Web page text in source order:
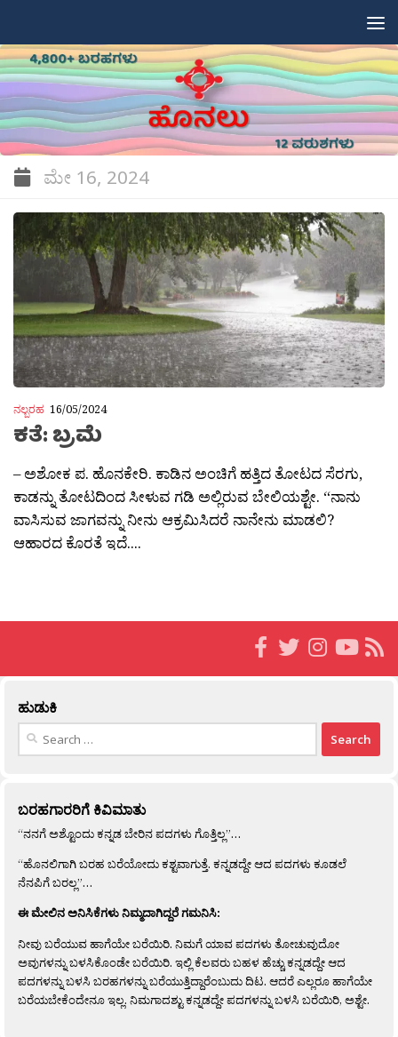
ಮೇ 16, 2024
ನಲ್ಬರಹ 16/05/2024
ಕತೆ: ಬ್ರಮೆ
– ಅಶೋಕ ಪ. ಹೊನಕೇರಿ. ಕಾಡಿನ ಅಂಚಿಗೆ ಹತ್ತಿದ ತೋಟದ ಸೆರಗು,
ಕಾಡನ್ನು ತೋಟದಿಂದ ಸೀಳುವ ಗಡಿ ಅಲ್ಲಿರುವ ಬೇಲಿಯಶ್ಟೇ. “ನಾನು
ವಾಸಿಸುವ ಜಾಗವನ್ನು ನೀನು ಆಕ್ರಮಿಸಿದರೆ ನಾನೇನು ಮಾಡಲಿ?
ಆಹಾರದ ಕೊರತೆ ಇದೆ....
ಹುಡುಕಿ
Search
ಬರಹಗಾರರಿಗೆ ಕಿವಿಮಾತು
“ನನಗೆ ಅಶ್ಟೊಂದು ಕನ್ನಡ ಬೇರಿನ ಪದಗಳು ಗೊತ್ತಿಲ್ಲ”…
“ಹೊನಲಿಗಾಗಿ ಬರಹ ಬರೆಯೋದು ಕಶ್ಟವಾಗುತ್ತೆ. ಕನ್ನಡದ್ದೇ ಆದ ಪದಗಳು ಕೂಡಲೆ
ನೆನಪಿಗೆ ಬರಲ್ಲ”…
ಈ ಮೇಲಿನ ಅನಿಸಿಕೆಗಳು ನಿಮ್ಮದಾಗಿದ್ದರೆ ಗಮನಿಸಿ:
ನೀವು ಬರೆಯುವ ಹಾಗೆಯೇ ಬರೆಯಿರಿ. ನಿಮಗೆ ಯಾವ ಪದಗಳು ತೋಚುವುದೋ
ಅವುಗಳನ್ನು ಬಳಸಿಕೊಂಡೇ ಬರೆಯಿರಿ. ಇಲ್ಲಿ ಕೆಲವರು ಬಹಳ ಹೆಚ್ಚು ಕನ್ನಡದ್ದೇ ಆದ
ಪದಗಳನ್ನು ಬಳಸಿ ಬರಹಗಳನ್ನು ಬರೆಯುತ್ತಿದ್ದಾರೆಂಬುದು ದಿಟ. ಆದರೆ ಎಲ್ಲರೂ ಹಾಗೆಯೇ
ಬರೆಯಬೇಕೆಂದೇನೂ ಇಲ್ಲ. ನಿಮಗಾದಶ್ಟು ಕನ್ನಡದ್ದೇ ಪದಗಳನ್ನು ಬಳಸಿ ಬರೆಯಿರಿ, ಅಶ್ಟೇ.